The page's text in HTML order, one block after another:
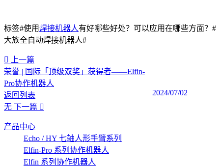
标签#使用焊接机器人有好哪些好处？可以应用在哪些方面？#
大族全自动焊接机器人#
上一篇
荣誉 | 国际「顶级双奖」获得者——Elfin-
Pro协作机器人
2024/07/02
返回列表
无 下一篇
产品中心
Echo / HY 七轴人形手臂系列
Elfin-Pro 系列协作机器人
Elfin 系列协作机器人